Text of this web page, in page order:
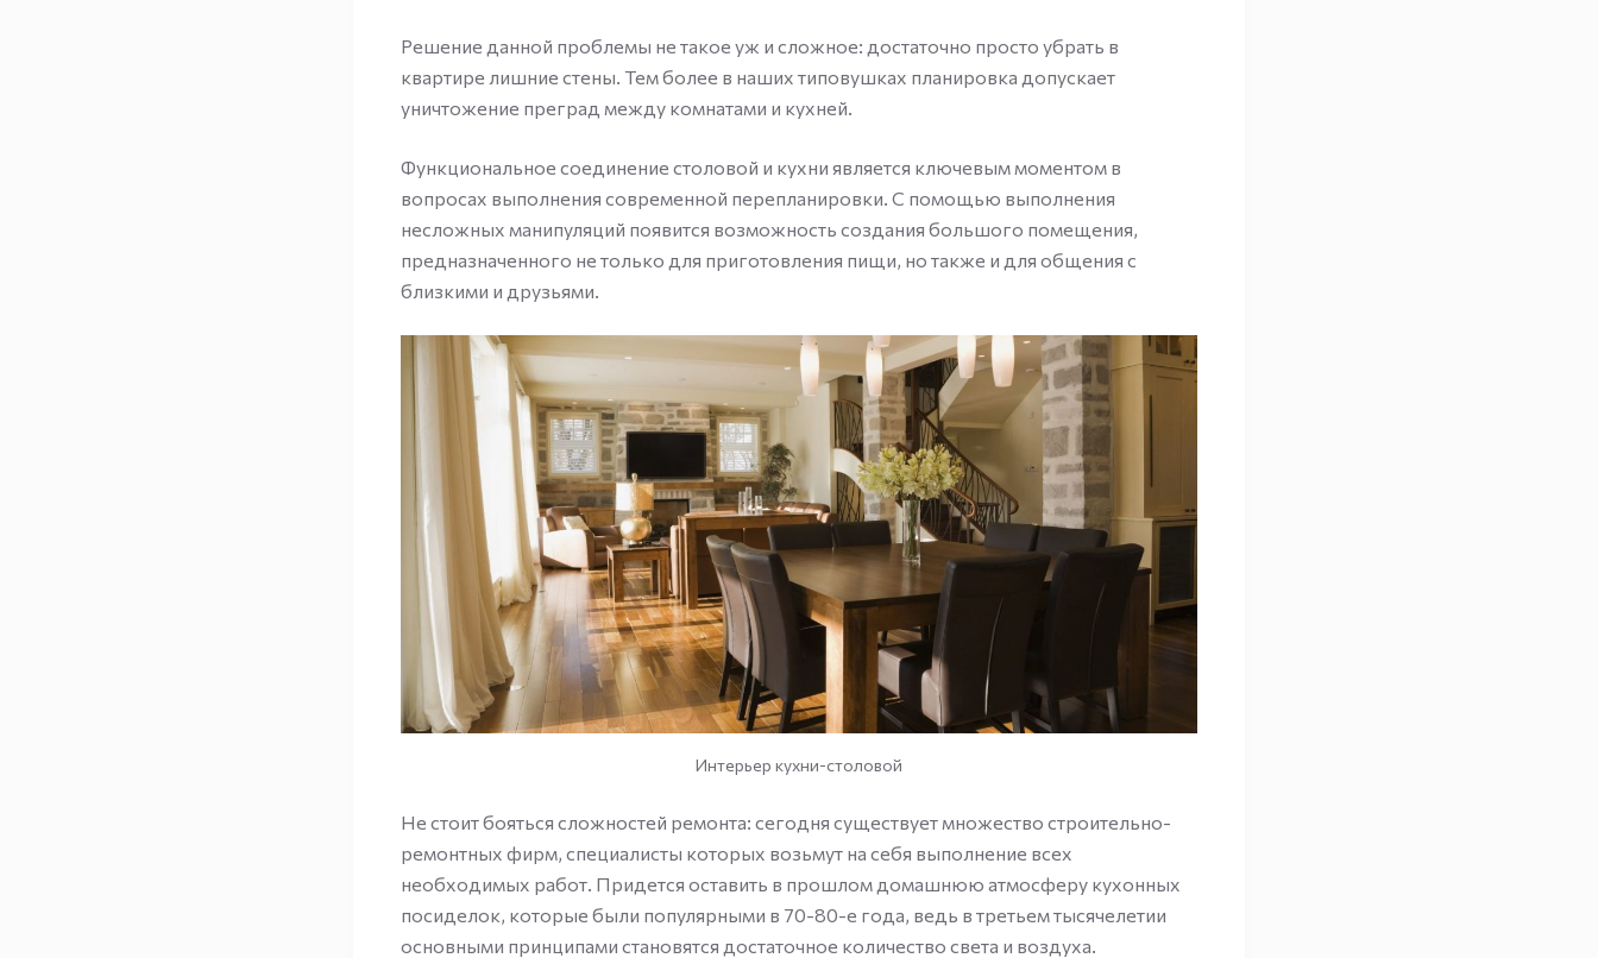
Решение данной проблемы не такое уж и сложное: достаточно просто убрать в
квартире лишние стены. Тем более в наших типовушках планировка допускает
уничтожение преград между комнатами и кухней.
Функциональное соединение столовой и кухни является ключевым моментом в
вопросах выполнения современной перепланировки. С помощью выполнения
несложных манипуляций появится возможность создания большого помещения,
предназначенного не только для приготовления пищи, но также и для общения с
близкими и друзьями.
Интерьер кухни-столовой
Не стоит бояться сложностей ремонта: сегодня существует множество строительно-
ремонтных фирм, специалисты которых возьмут на себя выполнение всех
необходимых работ. Придется оставить в прошлом домашнюю атмосферу кухонных
посиделок, которые были популярными в 70-80-е года, ведь в третьем тысячелетии
основными принципами становятся достаточное количество света и воздуха.